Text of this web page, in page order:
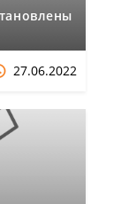
27.06.2022